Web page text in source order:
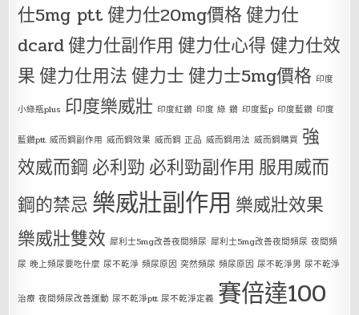
仕5mg ptt健力仕20mg價格健力仕
dcard健力仕副作用 健力仕心得健力仕效
果健力仕用法健力士健力士5mg價格 印度
小綠瓶plus 印度樂威壯 印度紅鑽 印度 綠 鑽 印度藍p 印度藍鑽 印度
藍鑽ptt 威而鋼副作用 威而鋼效果 威而鋼 正品 威而鋼用法 威而鋼購買 強
效威而鋼 必利勁 必利勁副作用 服用威而
鋼的禁忌 樂威壯副作用 樂威壯效果
樂威壯雙效 犀利士5mg改善夜間頻尿 犀利士5mg改善夜間頻尿 夜間頻
尿 晚上頻尿要吃什麼 尿不乾淨 頻尿原因 突然頻尿 頻尿原因 尿不乾淨男 尿不乾淨
治療 夜間頻尿改善運動 尿不乾淨ptt 尿不乾淨定義 賽倍達100